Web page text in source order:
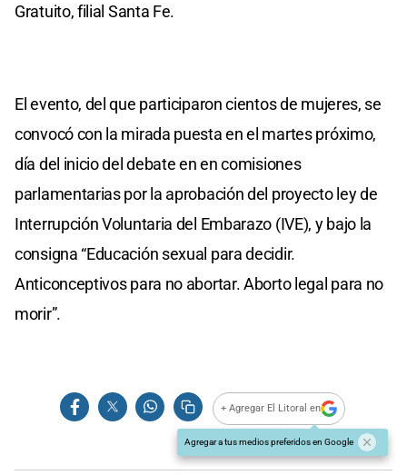
Gratuito, filial Santa Fe.
El evento, del que participaron cientos de mujeres, se
convocó con la mirada puesta en el martes próximo,
día del inicio del debate en en comisiones
parlamentarias por la aprobación del proyecto ley de
Interrupción Voluntaria del Embarazo (IVE), y bajo la
consigna “Educación sexual para decidir.
Anticonceptivos para no abortar. Aborto legal para no
morir”.
+ Agregar El Litoral en
Agregar a tus medios preferidos en Google